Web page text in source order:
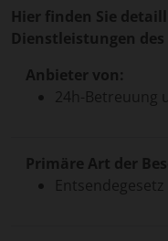
Hier finden Sie
Dienstleistungen
Anbieter von:
24h-Betreuung
Primäre Art der
Entsendegesetz